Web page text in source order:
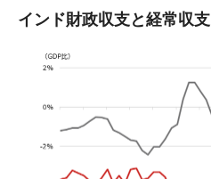
インド財政収支と経常収支